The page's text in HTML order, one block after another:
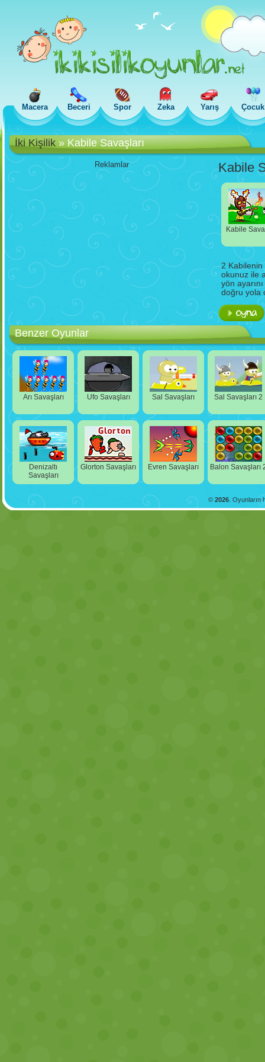
Macera Beceri Spor Zeka Yarış Çocuk
İki Kişilik»Kabile Savaşları
Reklamlar Kabile
Kabile
2 Kabilenin
okunuz ile
yön
doğru yola
Benzer Oyunlar
Arı Savaşları Ufo Savaşları Sal Savaşları Sal Savaşları 2
Denizaltı
Savaşları
Glorton Savaşları Evren Savaşları Balon Savaşları
© 2026 .